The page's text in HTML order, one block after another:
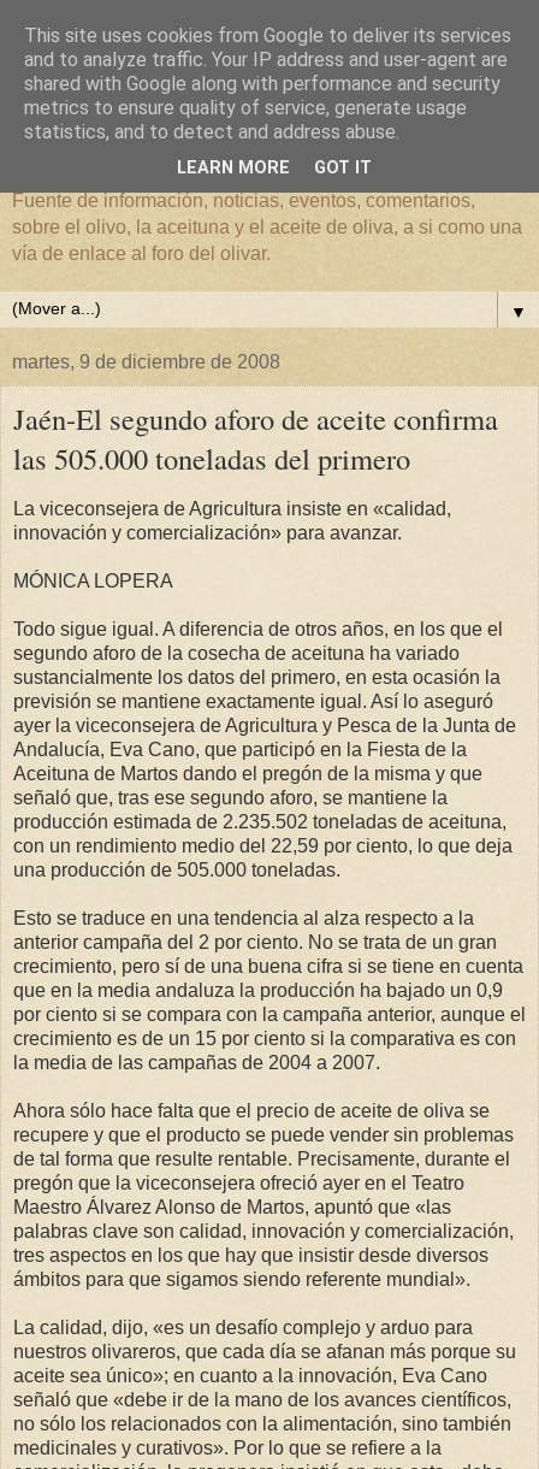
El mundo del Olivar
Fuente de información, noticias, eventos, comentarios,
sobre el olivo, la aceituna y el aceite de oliva, a si como una
vía de enlace al foro del olivar.
▼
martes, 9 de diciembre de 2008
Jaén-El segundo aforo de aceite confirma
las 505.000 toneladas del primero
La viceconsejera de Agricultura insiste en «calidad,
innovación y comercialización» para avanzar.
MÓNICA LOPERA
Todo sigue igual. A diferencia de otros años, en los que el
segundo aforo de la cosecha de aceituna ha variado
sustancialmente los datos del primero, en esta ocasión la
previsión se mantiene exactamente igual. Así lo aseguró
ayer la viceconsejera de Agricultura y Pesca de la Junta de
Andalucía, Eva Cano, que participó en la Fiesta de la
Aceituna de Martos dando el pregón de la misma y que
señaló que, tras ese segundo aforo, se mantiene la
producción estimada de 2.235.502 toneladas de aceituna,
con un rendimiento medio del 22,59 por ciento, lo que deja
una producción de 505.000 toneladas.
Esto se traduce en una tendencia al alza respecto a la
anterior campaña del 2 por ciento. No se trata de un gran
crecimiento, pero sí de una buena cifra si se tiene en cuenta
que en la media andaluza la producción ha bajado un 0,9
por ciento si se compara con la campaña anterior, aunque el
crecimiento es de un 15 por ciento si la comparativa es con
la media de las campañas de 2004 a 2007.
Ahora sólo hace falta que el precio de aceite de oliva se
recupere y que el producto se puede vender sin problemas
de tal forma que resulte rentable. Precisamente, durante el
pregón que la viceconsejera ofreció ayer en el Teatro
Maestro Álvarez Alonso de Martos, apuntó que «las
palabras clave son calidad, innovación y comercialización,
tres aspectos en los que hay que insistir desde diversos
ámbitos para que sigamos siendo referente mundial».
La calidad, dijo, «es un desafío complejo y arduo para
nuestros olivareros, que cada día se afanan más porque su
aceite sea único»; en cuanto a la innovación, Eva Cano
señaló que «debe ir de la mano de los avances científicos,
no sólo los relacionados con la alimentación, sino también
medicinales y curativos». Por lo que se refiere a la
This site uses cookies from Google to deliver its services
and to analyze traffic. Your IP address and user-agent are
shared with Google along with performance and security
metrics to ensure quality of service, generate usage
statistics, and to detect and address abuse.
LEARN MORE GOT IT